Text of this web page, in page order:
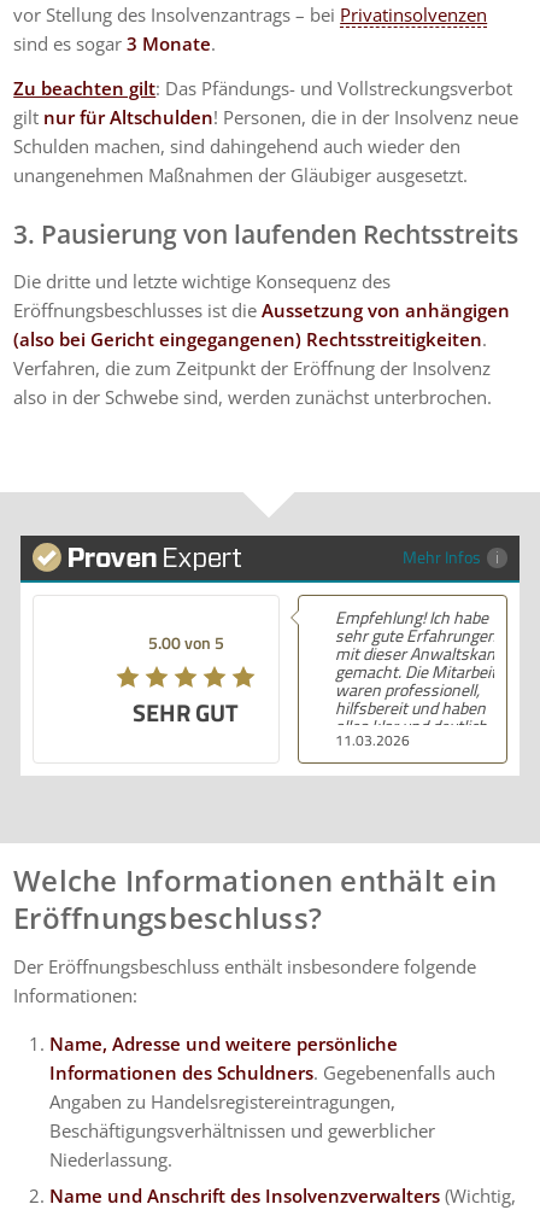
vor Stellung des Insolvenzantrags – bei Privatinsolvenzen
sind es sogar3 Monate.
Zu beachten gilt: Das Pfändungs- und Vollstreckungsverbot
gilt nur für Altschulden! Personen, die in der Insolvenz neue
Schulden machen, sind dahingehend auch wieder den
unangenehmen Maßnahmen der Gläubiger ausgesetzt.
3. Pausierung von laufenden Rechtsstreits
Die dritte und letzte wichtige Konsequenz des
Eröffnungsbeschlusses ist dieAussetzung von anhängigen
(also bei Gericht eingegangenen) Rechtsstreitigkeiten.
Verfahren, die zum Zeitpunkt der Eröffnung der Insolvenz
also in der Schwebe sind, werden zunächst unterbrochen.
Mehr Infos
5.00 von 5
SEHR GUT
11.03.2026
Empfehlung! Ich habe
sehr gute Erfahrungen
mit dieser Anwaltskanzlei
gemacht. Die Mitarbeiter
waren professionell,
hilfsbereit und haben
alles klar und deutlich
erklärt. Ich bin mit der
Beratung sehr zufrieden
und kann ihre
Welche Informationen enthält ein
Eröffnungsbeschluss?
Der Eröffnungsbeschluss enthält insbesondere folgende
Informationen:
Name, Adresse und weitere persönliche
Informationen des Schuldners. Gegebenenfalls auch
Angaben zu Handelsregistereintragungen,
Beschäftigungsverhältnissen und gewerblicher
Niederlassung.
Name und Anschrift des Insolvenzverwalters (Wichtig,